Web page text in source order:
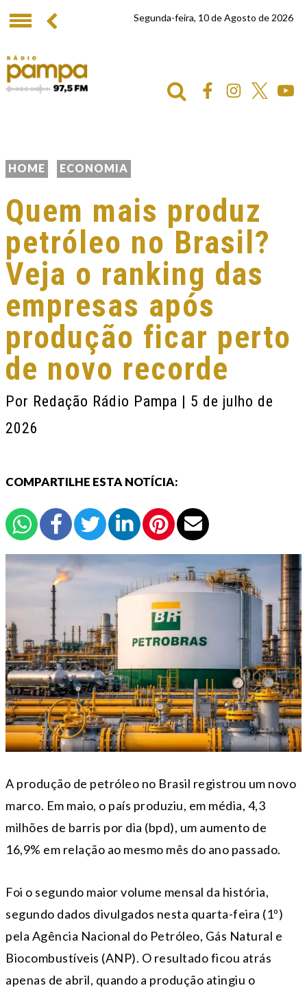
Segunda-feira, 10 de Agosto de 2026
HOME ECONOMIA
Quem mais produz
petróleo no Brasil?
Veja o ranking das
empresas após
produção ficar perto
de novo recorde
Por Redação Rádio Pampa | 5 de julho de
2026
COMPARTILHE ESTA NOTÍCIA:
A produção de petróleo no Brasil registrou um novo
marco. Em maio, o país produziu, em média, 4,3
milhões de barris por dia (bpd), um aumento de
16,9% em relação ao mesmo mês do ano passado.
Foi o segundo maior volume mensal da história,
segundo dados divulgados nesta quarta-feira (1º)
pela Agência Nacional do Petróleo, Gás Natural e
Biocombustíveis (ANP). O resultado ficou atrás
apenas de abril, quando a produção atingiu o